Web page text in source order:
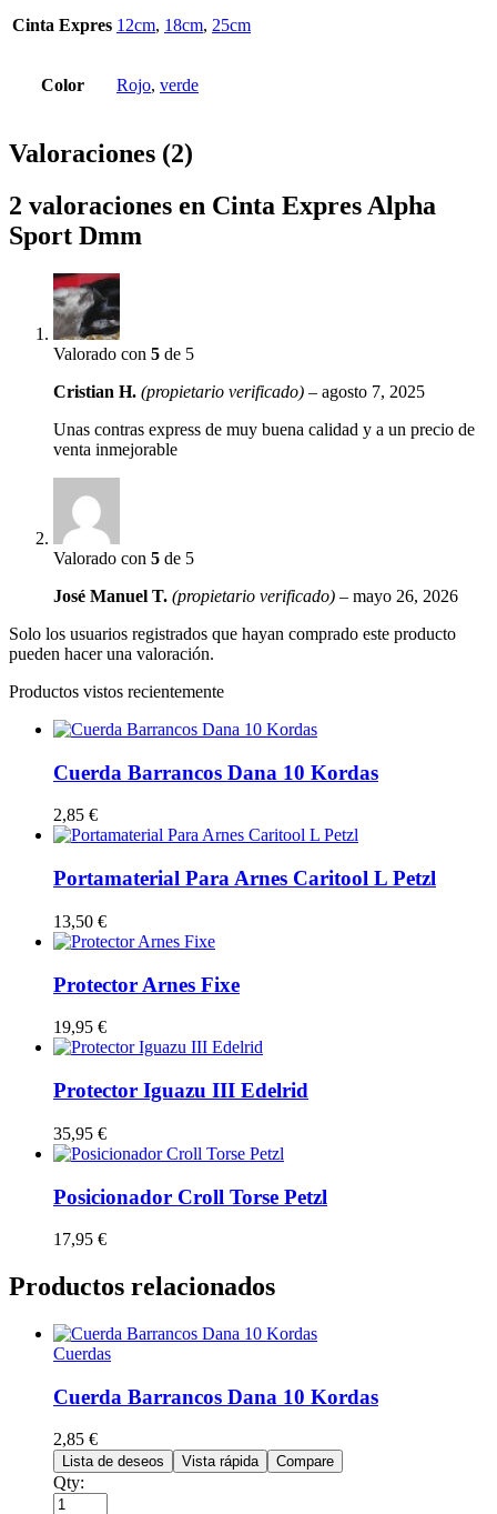
Cinta Expres 12cm, 18cm, 25cm
Color Rojo, verde
Valoraciones (2)
2 valoraciones en Cinta Expres Alpha
Sport Dmm
Valorado con 5 de 5
Cristian H. (propietario verificado) – agosto 7, 2025
Unas contras express de muy buena calidad y a un precio de
venta inmejorable
Valorado con 5 de 5
José Manuel T. (propietario verificado) – mayo 26, 2026
Solo los usuarios registrados que hayan comprado este producto
pueden hacer una valoración.
Productos vistos recientemente
Cuerda Barrancos Dana 10 Kordas
2,85 €
Portamaterial Para Arnes Caritool L Petzl
13,50 €
Protector Arnes Fixe
19,95 €
Protector Iguazu III Edelrid
35,95 €
Posicionador Croll Torse Petzl
17,95 €
Productos relacionados
Cuerdas
Cuerda Barrancos Dana 10 Kordas
2,85 €
Lista de deseos Vista rápida Compare
Qty: